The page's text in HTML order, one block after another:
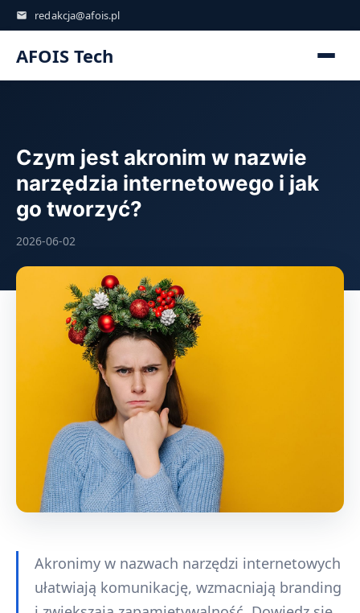
redakcja@afois.pl
AFOIS Tech
Czym jest akronim w nazwie
narzędzia internetowego i jak
go tworzyć?
2026-06-02
Akronimy w nazwach narzędzi internetowych
ułatwiają komunikację, wzmacniają branding